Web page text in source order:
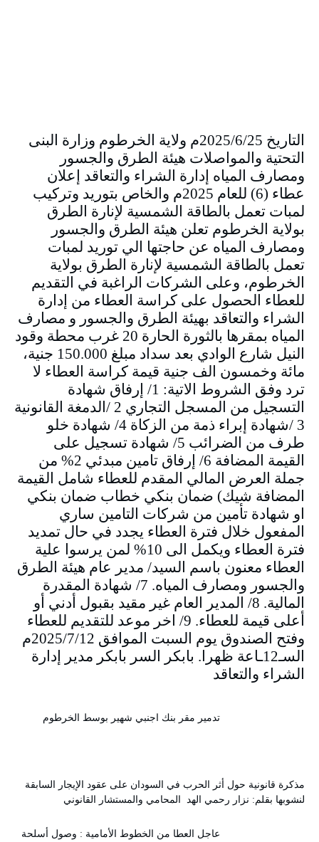
التاريخ 2025/6/25م ولاية الخرطوم وزارة البنى
التحتية والمواصلات هيئة الطرق والجسور
ومصارف المياه إدارة الشراء والتعاقد إعلان
عطاء (6) للعام 2025م والخاص بتوريد وتركيب
لمبات تعمل بالطاقة الشمسية لإنارة الطرق
بولاية الخرطوم تعلن هيئة الطرق والجسور
ومصارف المياه عن حاجتها الي توريد لمبات
تعمل بالطاقة الشمسية لإنارة الطرق بولاية
الخرطوم، وعلى الشركات الراغبة في التقديم
للعطاء الحصول على كراسة العطاء من إدارة
الشراء والتعاقد بهيئة الطرق والجسور و مصارف
المياه بمقرها بالثورة الحارة 20 غرب محطة وقود
النيل شارع الوادي بعد سداد مبلغ 150.000 جنية،
مائة وخمسون الف جنية قيمة كراسة العطاء لا
ترد وفق الشروط الاتية: 1/ إرفاق شهادة
التسجيل من المسجل التجاري 2 /الدمغة القانونية
3 /شهادة إبراء ذمة من الزكاة 4/ شهادة خلو
طرف من الضرائب 5/ شهادة تسجيل على
القيمة المضافة 6/ إرفاق تامين مبدئي 2% من
جملة العرض المالي المقدم للعطاء شامل القيمة
المضافة شيك) ضمان بنكي خطاب ضمان بنكي
او شهادة تأمين من شركات التامين ساري
المفعول خلال فترة العطاء يجدد في حال تمديد
فترة العطاء ويكمل الى 10% لمن يرسوا علية
العطاء معنون باسم السيد/ مدير عام هيئة الطرق
والجسور ومصارف المياه. 7/ شهادة المقدرة
المالية. 8/ المدير العام غير مقيد بقبول أدني أو
أعلى قيمة للعطاء. 9/ اخر موعد للتقديم للعطاء
وفتح الصندوق يوم السبت الموافق 2025/7/12م
السـ12ـاعة ظهرا. بابكر السر بابكر مدير إدارة
الشراء والتعاقد
تدمير مقر بنك اجنبي شهير بوسط الخرطوم
مذكرة قانونية حول أثر الحرب في السودان على عقود الإيجار السابقة
لنشوبها بقلم: نزار رحمي الهد المحامي والمستشار القانوني
عاجل العطا من الخطوط الأمامية : وصول أسلحة